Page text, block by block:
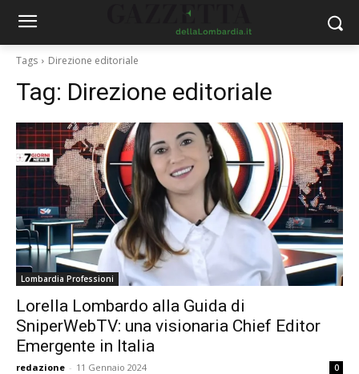
Tags Direzione editoriale
Tag: Direzione editoriale
Lombardia Professioni
Lorella Lombardo alla Guida di
SniperWebTV: una visionaria Chief Editor
Emergente in Italia
redazione - 11 Gennaio 2024 0